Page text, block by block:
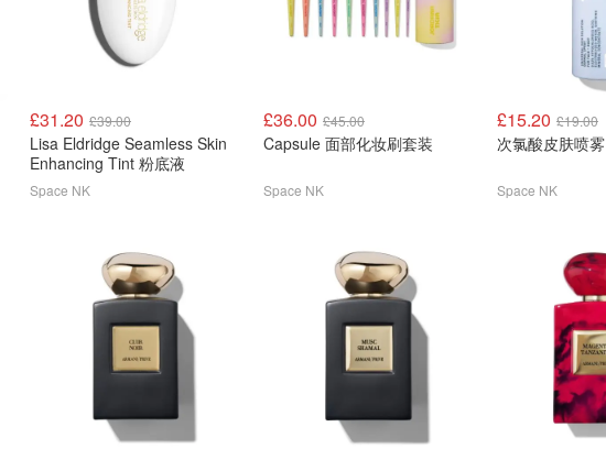
£31.20 £39.00
Lisa Eldridge Seamless Skin
Enhancing Tint 粉底液
Space NK
£36.00 £45.00
Capsule 面部化妆刷套装
Space NK
£15.20 £19.00
次氯酸皮肤喷雾
Space NK